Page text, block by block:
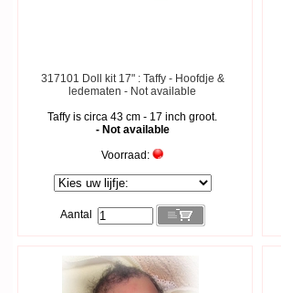
317101 Doll kit 17" : Taffy - Hoofdje &
ledematen - Not available
Taffy is circa 43 cm - 17 inch groot.
- Not available
Voorraad:
Aantal